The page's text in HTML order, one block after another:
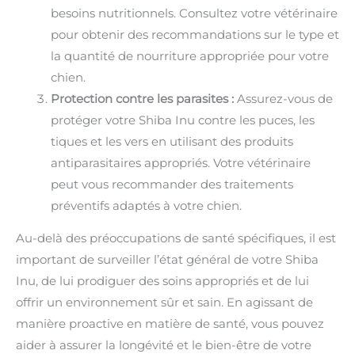
besoins nutritionnels. Consultez votre vétérinaire
pour obtenir des recommandations sur le type et
la quantité de nourriture appropriée pour votre
chien.
Protection contre les parasites :Assurez-vous de
protéger votre Shiba Inu contre les puces, les
tiques et les vers en utilisant des produits
antiparasitaires appropriés. Votre vétérinaire
peut vous recommander des traitements
préventifs adaptés à votre chien.
Au-delà des préoccupations de santé spécifiques, il est
important de surveiller l’état général de votre Shiba
Inu, de lui prodiguer des soins appropriés et de lui
offrir un environnement sûr et sain. En agissant de
manière proactive en matière de santé, vous pouvez
aider à assurer la longévité et le bien-être de votre